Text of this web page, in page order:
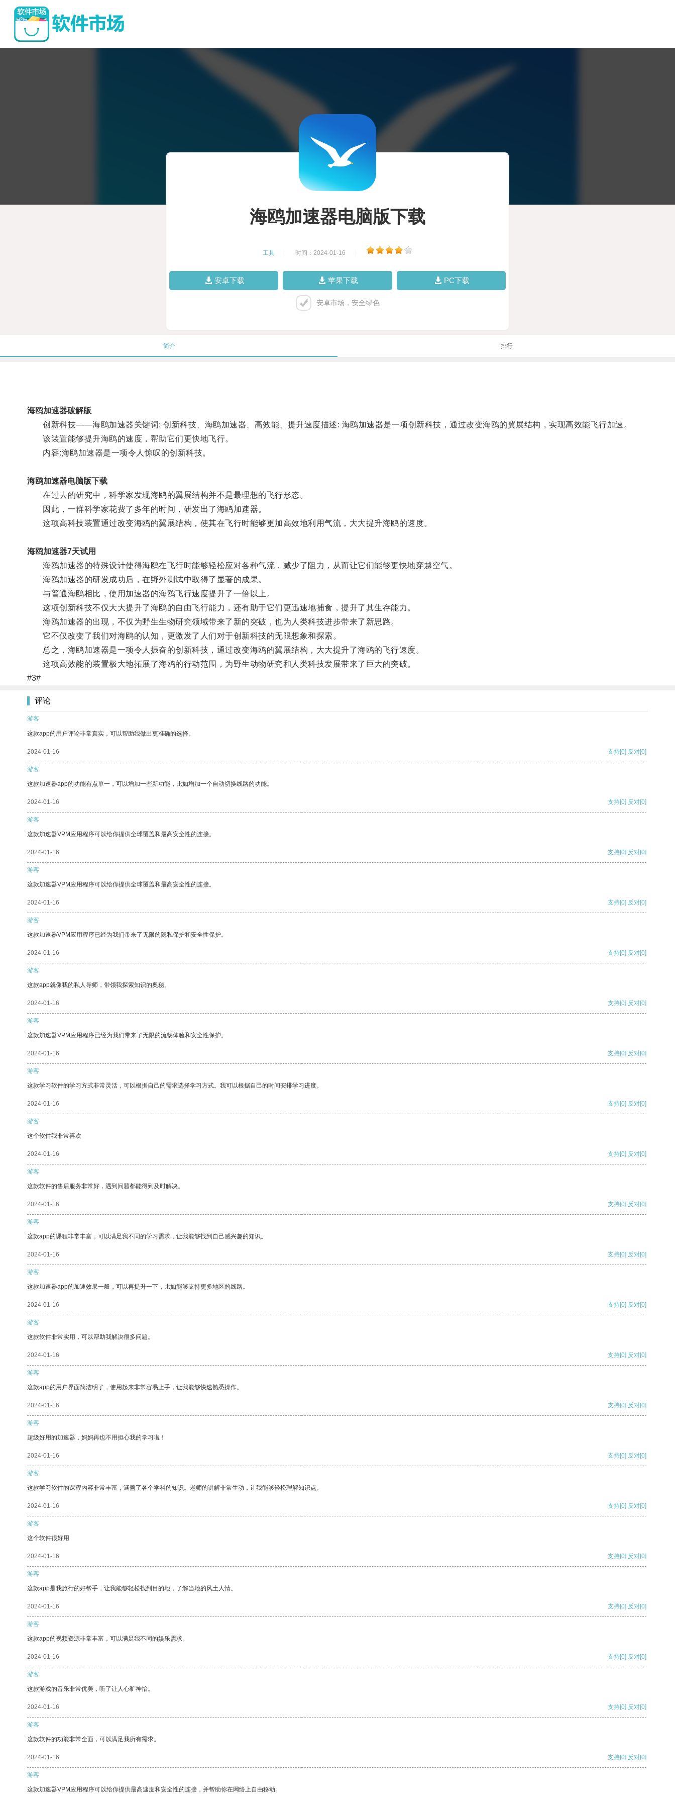
海鸥加速器电脑版下载
工具 时间：2024-01-16
安卓下载 苹果下载 PC下载
安卓市场，安全绿色
简介 排行
海鸥加速器破解版
创新科技——海鸥加速器关键词: 创新科技、海鸥加速器、高效能、提升速度描述: 海鸥加速器是一项创新科技，通过改变海鸥的翼展结构，实现高效能飞行加速。
该装置能够提升海鸥的速度，帮助它们更快地飞行。
内容:海鸥加速器是一项令人惊叹的创新科技。
海鸥加速器电脑版下载
在过去的研究中，科学家发现海鸥的翼展结构并不是最理想的飞行形态。
因此，一群科学家花费了多年的时间，研发出了海鸥加速器。
这项高科技装置通过改变海鸥的翼展结构，使其在飞行时能够更加高效地利用气流，大大提升海鸥的速度。
海鸥加速器7天试用
海鸥加速器的特殊设计使得海鸥在飞行时能够轻松应对各种气流，减少了阻力，从而让它们能够更快地穿越空气。
海鸥加速器的研发成功后，在野外测试中取得了显著的成果。
与普通海鸥相比，使用加速器的海鸥飞行速度提升了一倍以上。
这项创新科技不仅大大提升了海鸥的自由飞行能力，还有助于它们更迅速地捕食，提升了其生存能力。
海鸥加速器的出现，不仅为野生生物研究领域带来了新的突破，也为人类科技进步带来了新思路。
它不仅改变了我们对海鸥的认知，更激发了人们对于创新科技的无限想象和探索。
总之，海鸥加速器是一项令人振奋的创新科技，通过改变海鸥的翼展结构，大大提升了海鸥的飞行速度。
这项高效能的装置极大地拓展了海鸥的行动范围，为野生动物研究和人类科技发展带来了巨大的突破。
#3#
评论
游客
这款app的用户评论非常真实，可以帮助我做出更准确的选择。
2024-01-16 支持[0] 反对[0]
游客
这款加速器app的功能有点单一，可以增加一些新功能，比如增加一个自动切换线路的功能。
2024-01-16 支持[0] 反对[0]
游客
这款加速器VPM应用程序可以给你提供全球覆盖和最高安全性的连接。
2024-01-16 支持[0] 反对[0]
游客
这款加速器VPM应用程序可以给你提供全球覆盖和最高安全性的连接。
2024-01-16 支持[0] 反对[0]
游客
这款加速器VPM应用程序已经为我们带来了无限的隐私保护和安全性保护。
2024-01-16 支持[0] 反对[0]
游客
这款app就像我的私人导师，带领我探索知识的奥秘。
2024-01-16 支持[0] 反对[0]
游客
这款加速器VPM应用程序已经为我们带来了无限的流畅体验和安全性保护。
2024-01-16 支持[0] 反对[0]
游客
这款学习软件的学习方式非常灵活，可以根据自己的需求选择学习方式。我可以根据自己的时间安排学习进度。
2024-01-16 支持[0] 反对[0]
游客
这个软件我非常喜欢
2024-01-16 支持[0] 反对[0]
游客
这款软件的售后服务非常好，遇到问题都能得到及时解决。
2024-01-16 支持[0] 反对[0]
游客
这款app的课程非常丰富，可以满足我不同的学习需求，让我能够找到自己感兴趣的知识。
2024-01-16 支持[0] 反对[0]
游客
这款加速器app的加速效果一般，可以再提升一下，比如能够支持更多地区的线路。
2024-01-16 支持[0] 反对[0]
游客
这款软件非常实用，可以帮助我解决很多问题。
2024-01-16 支持[0] 反对[0]
游客
这款app的用户界面简洁明了，使用起来非常容易上手，让我能够快速熟悉操作。
2024-01-16 支持[0] 反对[0]
游客
超级好用的加速器，妈妈再也不用担心我的学习啦！
2024-01-16 支持[0] 反对[0]
游客
这款学习软件的课程内容非常丰富，涵盖了各个学科的知识。老师的讲解非常生动，让我能够轻松理解知识点。
2024-01-16 支持[0] 反对[0]
游客
这个软件很好用
2024-01-16 支持[0] 反对[0]
游客
这款app是我旅行的好帮手，让我能够轻松找到目的地，了解当地的风土人情。
2024-01-16 支持[0] 反对[0]
游客
这款app的视频资源非常丰富，可以满足我不同的娱乐需求。
2024-01-16 支持[0] 反对[0]
游客
这款游戏的音乐非常优美，听了让人心旷神怡。
2024-01-16 支持[0] 反对[0]
游客
这款软件的功能非常全面，可以满足我所有需求。
2024-01-16 支持[0] 反对[0]
游客
这款加速器VPM应用程序可以给你提供最高速度和安全性的连接，并帮助你在网络上自由移动。